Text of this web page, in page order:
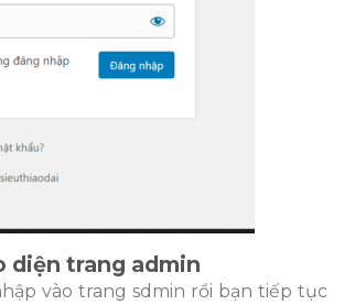
diện trang admin
vào trang sdmin rồi bạn tiếp tục